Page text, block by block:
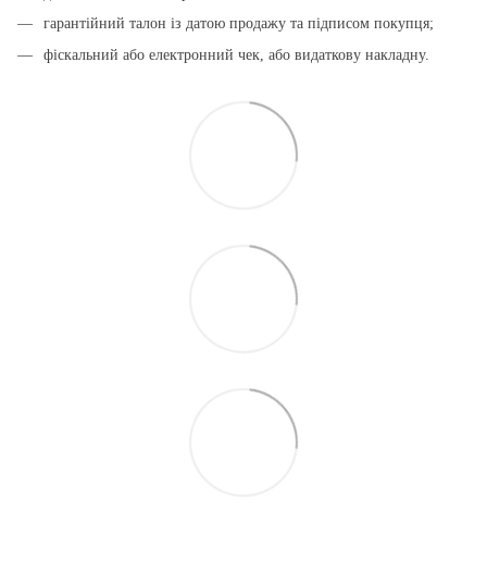
гарантійний талон із датою продажу та підписом покупця;
фіскальний або електронний чек, або видаткову накладну.